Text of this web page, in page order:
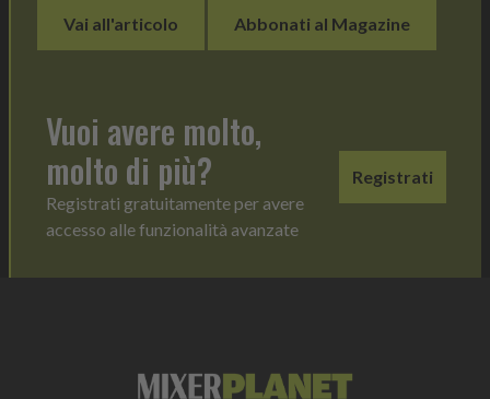
Vai all'articolo Abbonati al Magazine
Vuoi avere molto,
molto di più?
Registrati gratuitamente per avere
accesso alle funzionalità avanzate
Registrati